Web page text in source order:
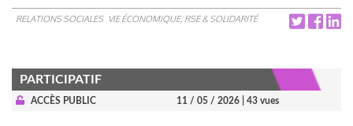
RELATIONS SOCIALES VIE ÉCONOMIQUE, RSE & SOLIDARITÉ
PARTICIPATIF
ACCÈS PUBLIC 11 / 05 / 2026 | 43 vues